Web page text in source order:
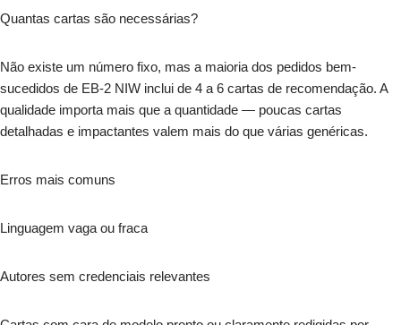
Quantas cartas são necessárias?
Não existe um número fixo, mas a maioria dos pedidos bem-
sucedidos de EB-2 NIW inclui de 4 a 6 cartas de recomendação. A
qualidade importa mais que a quantidade — poucas cartas
detalhadas e impactantes valem mais do que várias genéricas.
Erros mais comuns
Linguagem vaga ou fraca
Autores sem credenciais relevantes